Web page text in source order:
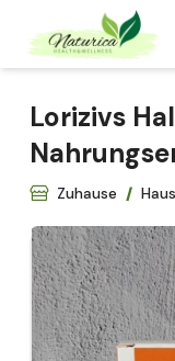
Lorizivs
Zuhause